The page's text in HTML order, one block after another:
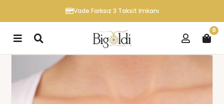
Vade Farksız 3 Taksit İmkanı
0